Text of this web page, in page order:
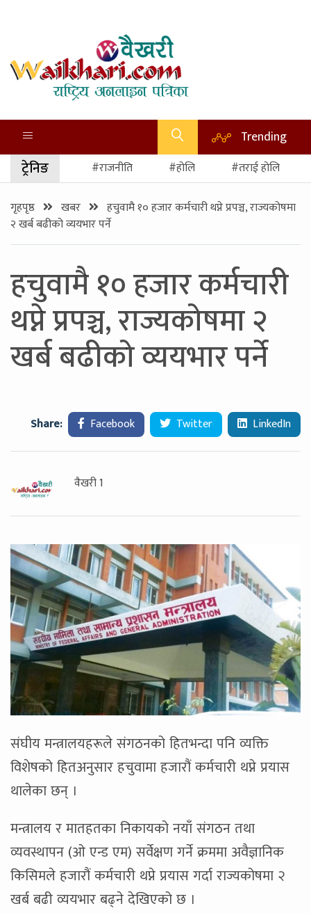
Trending
ट्रेनिङ #राजनीति #होलि #तराई होलि
गृहपृष्ठ खबर
हचुवामै १० हजार कर्मचारी थप्ने प्रपञ्च, राज्यकोषमा
२ खर्ब बढीको व्ययभार पर्ने
हचुवामै १० हजार कर्मचारी
थप्ने प्रपञ्च, राज्यकोषमा २
खर्ब बढीको व्ययभार पर्ने
Share: Facebook Twitter LinkedIn
वैखरी 1
संघीय मन्त्रालयहरूले संगठनको हितभन्दा पनि व्यक्ति
विशेषको हितअनुसार हचुवामा हजारौं कर्मचारी थप्ने प्रयास
थालेका छन् ।
मन्त्रालय र मातहतका निकायको नयाँ संगठन तथा
व्यवस्थापन (ओ एन्ड एम) सर्वेक्षण गर्ने क्रममा अवैज्ञानिक
किसिमले हजारौं कर्मचारी थप्ने प्रयास गर्दा राज्यकोषमा २
खर्ब बढी व्ययभार बढ्ने देखिएको छ ।